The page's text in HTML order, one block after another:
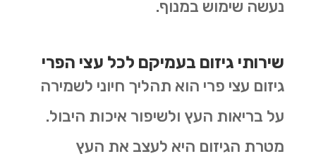
נעשה שימוש במנוף.
שירותי גיזום בעמיקם לכל עצי הפרי
גיזום עצי פרי הוא תהליך חיוני לשמירה
על בריאות העץ ולשיפור איכות היבול.
מטרת הגיזום היא לעצב את העץ